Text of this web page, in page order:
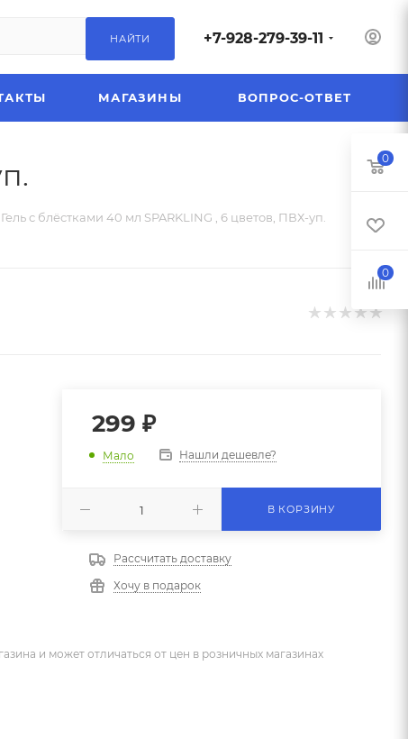
НАЙТИ +7-928-279-39-11
МАГАЗИНЫ ВОПРОС-ОТВЕТ
Гель с блёстками 40 мл SPARKLING , 6 цветов, ПВХ-уп.
299 ₽
Мало Нашли дешевле?
В КОРЗИНУ
Рассчитать доставку
Хочу в подарок
и может отличаться от цен в розничных магазинах
0
0